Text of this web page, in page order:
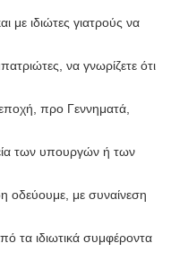
με ιδιώτες γιατρούς να
να γνωρίζετε ότι
προ Γεννηματά,
των υπουργών ή των
οδεύουμε, με συναίνεση
τα ιδιωτικά συμφέροντα